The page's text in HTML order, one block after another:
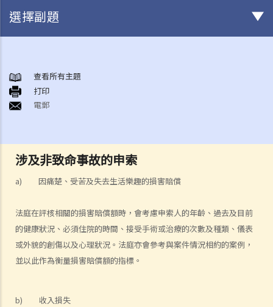
涉及非致命事故的申索
a) 因痛楚、受苦及失去生活樂趣的損害賠償
法庭在評核相關的損害賠償額時，會考慮申索人的年齡、過去及目前
的健康狀況、必須住院的時間、接受手術或治療的次數及種類、儀表
或外貌的創傷以及心理狀況。法庭亦會參考與案件情況相約的案例，
並以此作為衡量損害賠償額的指標。
b) 收入損失
選擇副題
查看所有主題
打印
電郵